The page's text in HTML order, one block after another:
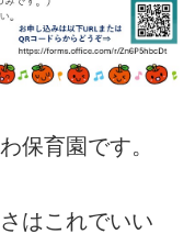
保育園です。
はこれでいい